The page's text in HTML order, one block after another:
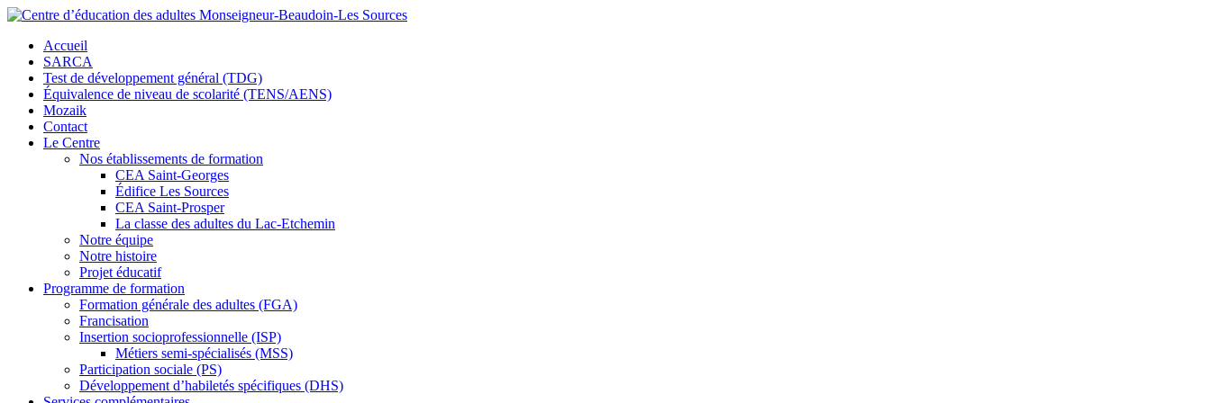
Accueil
SARCA
Test de développement général (TDG)
Équivalence de niveau de scolarité (TENS/AENS)
Mozaik
Contact
Le Centre
Nos établissements de formation
CEA Saint-Georges
Édifice Les Sources
CEA Saint-Prosper
La classe des adultes du Lac-Etchemin
Notre équipe
Notre histoire
Projet éducatif
Programme de formation
Formation générale des adultes (FGA)
Francisation
Insertion socioprofessionnelle (ISP)
Métiers semi-spécialisés (MSS)
Participation sociale (PS)
Développement d’habiletés spécifiques (DHS)